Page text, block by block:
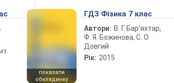
показати
обкладинку
ГДЗ Фізика 7 клас
Автори: В. Г. Бар’яхтар,
Ф. Я. Божинова, С. О.
Довгий
Рік: 2015